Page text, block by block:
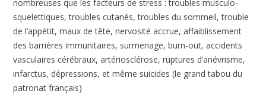
nombreuses que les facteurs de stress : troubles musculo-
squelettiques, troubles cutanés, troubles du sommeil, trouble
de l’appétit, maux de tête, nervosité accrue, affaiblissement
des barrières immunitaires, surmenage, burn-out, accidents
vasculaires cérébraux, artériosclérose, ruptures d’anévrisme,
infarctus, dépressions, et même suicides (le grand tabou du
patronat français)